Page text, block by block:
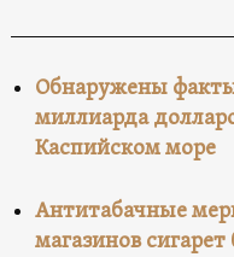
Обнаружены
миллиарда
Каспийском море
Антитабачные
магазинов